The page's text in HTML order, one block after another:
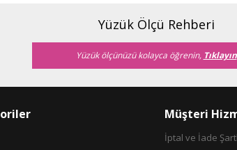
Yorum Yaz
Soru Sor
Yüzük Ölçü Rehberi
Yüzük ölçünüzü kolayca öğrenin, Tıklayın
Müşteri
İptal ve İade